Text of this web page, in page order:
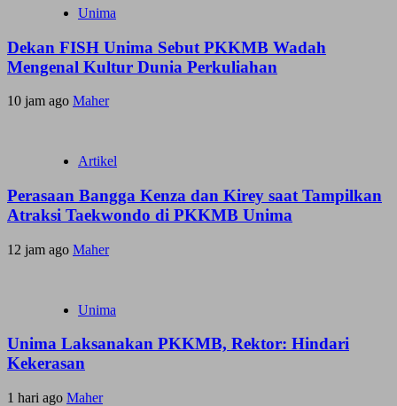
Unima
Dekan FISH Unima Sebut PKKMB Wadah
Mengenal Kultur Dunia Perkuliahan
10 jam ago Maher
Artikel
Perasaan Bangga Kenza dan Kirey saat Tampilkan
Atraksi Taekwondo di PKKMB Unima
12 jam ago Maher
Unima
Unima Laksanakan PKKMB, Rektor: Hindari
Kekerasan
1 hari ago Maher